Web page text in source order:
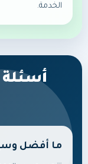
الخدمة.
ما أفضل